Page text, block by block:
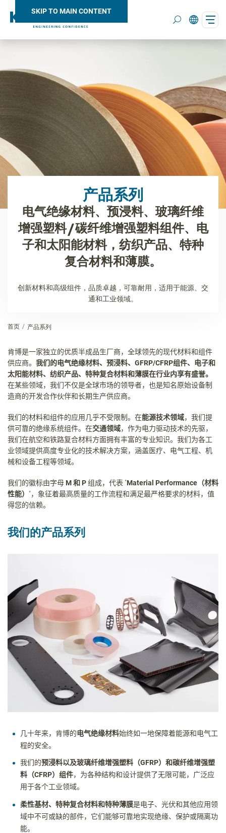
SKIP TO MAIN CONTENT
产品系列
电气绝缘材料、预浸料、玻璃纤维
增强塑料/碳纤维增强塑料组件、电
子和太阳能材料，纺织产品、特种
复合材料和薄膜。
创新材料和高级组件，品质卓越，可靠耐用，适用于能源、交
通和工业领域。
首页 产品系列
肯博是一家独立的优质半成品生厂商，全球领先的现代材料和组件
供应商。 我们的电气绝缘材料、预浸料、 GFRP/CFRP组件、电子和
太阳能材料、纺织产品、特种复合材料和薄膜在行业内享有盛誉。
在某些领域，我们不仅是全球市场的领导者，也是知名原始设备制
造商的开发合作伙伴和长期生产供应商。
我们的材料和组件的应用几乎不受限制。 在能源技术领域，我们提
供可靠的绝缘系统组件。在交通领域，作为电力驱动技术的先驱，
我们在航空和铁路复合材料方面拥有丰富的专业知识。我们为各工
业领域提供高度专业化的技术解决方案，涵盖医疗、电气工程、机
械和设备工程等领域。
我们的徽标由字母 M和 P组成，代表 "Material Performance （材料
性能） "，象征着最高质量的工作流程和满足最严格要求的材料，值
得您的信赖。
我们的产品系列
几十年来，肯博的电气绝缘材料始终如一地保障着能源和电气工
程的安全。
我们的预浸料以及玻璃纤维增强塑料（GFRP）和碳纤维增强塑
料（CFRP）组件，为各种结构和设计提供了无限可能，广泛应
用于各个工业领域。
柔性基材、特种复合材料和特种薄膜是电子、光伏和其他应用领
域中不可或缺的部件，它们能够可靠地实现绝缘、保护或隔离功
能。